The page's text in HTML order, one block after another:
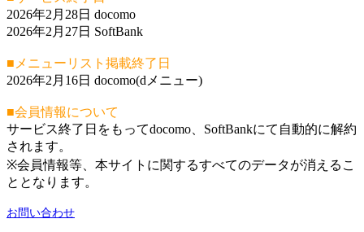
2026年2月28日 docomo
2026年2月27日 SoftBank
■メニューリスト掲載終了日
2026年2月16日 docomo(dメニュー)
■会員情報について
サービス終了日をもってdocomo、SoftBankにて自動的に解約
されます。
※会員情報等、本サイトに関するすべてのデータが消えるこ
ととなります。
お問い合わせ